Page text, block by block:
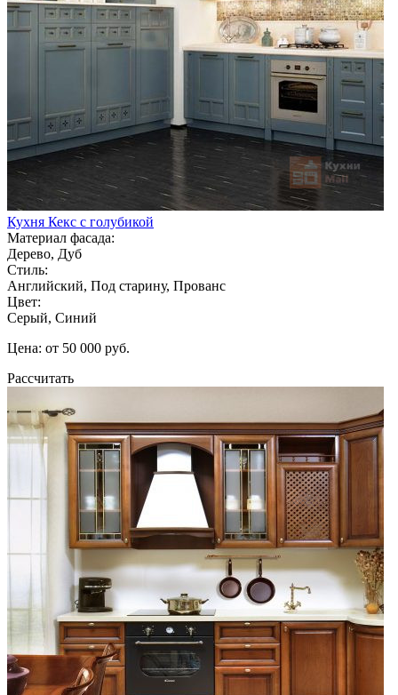
Кухня Кекс с голубикой
Материал фасада:
Дерево, Дуб
Стиль:
Английский, Под старину, Прованс
Цвет:
Серый, Синий
Цена: от 50 000 руб.
Рассчитать